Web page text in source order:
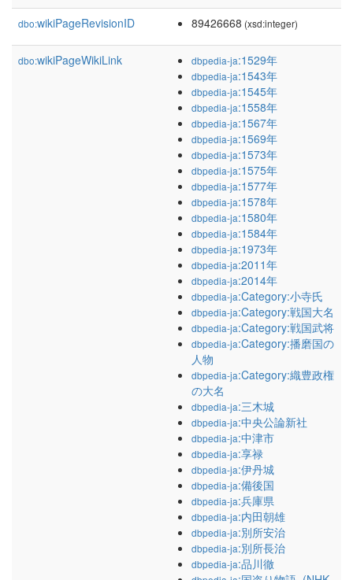
dbo:wikiPageRevisionID 89426668 (xsd:integer)
dbo:wikiPageWikiLink dbpedia-ja:1529年
dbpedia-ja:1543年
dbpedia-ja:1545年
dbpedia-ja:1558年
dbpedia-ja:1567年
dbpedia-ja:1569年
dbpedia-ja:1573年
dbpedia-ja:1575年
dbpedia-ja:1577年
dbpedia-ja:1578年
dbpedia-ja:1580年
dbpedia-ja:1584年
dbpedia-ja:1973年
dbpedia-ja:2011年
dbpedia-ja:2014年
dbpedia-ja:Category:小寺氏
dbpedia-ja:Category:戦国大名
dbpedia-ja:Category:戦国武将
dbpedia-ja:Category:播磨国の
人物
dbpedia-ja:Category:織豊政権
の大名
dbpedia-ja:三木城
dbpedia-ja:中央公論新社
dbpedia-ja:中津市
dbpedia-ja:享禄
dbpedia-ja:伊丹城
dbpedia-ja:備後国
dbpedia-ja:兵庫県
dbpedia-ja:内田朝雄
dbpedia-ja:別所安治
dbpedia-ja:別所長治
dbpedia-ja:品川徹